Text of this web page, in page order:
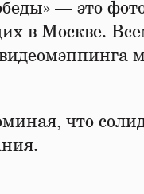
— это
в Москве.
что